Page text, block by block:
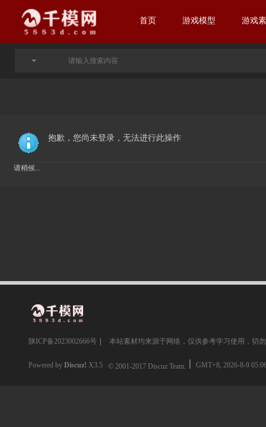
首页 游戏模型 游戏
抱歉，您尚未登录，无法进行此操作
请稍候...
陕ICP备2023002666号 本站素材均来源于网络，仅供参考学习使用，切
Powered by Discuz! X3.5 © 2001-2017 Discuz Team. GMT+8, 2026-8-9